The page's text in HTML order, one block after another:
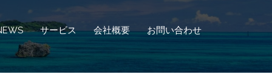
サービス 会社概要 お問い合わせ